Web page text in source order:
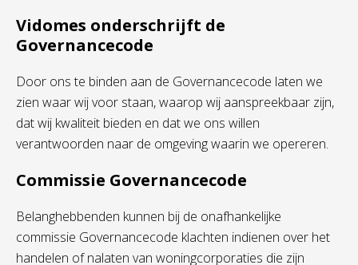
Vidomes onderschrijft de
Governancecode
Door ons te binden aan de Governancecode laten we
zien waar wij voor staan, waarop wij aanspreekbaar zijn,
dat wij kwaliteit bieden en dat we ons willen
verantwoorden naar de omgeving waarin we opereren.
Commissie Governancecode
Belanghebbenden kunnen bij de onafhankelijke
commissie Governancecode klachten indienen over het
handelen of nalaten van woningcorporaties die zijn